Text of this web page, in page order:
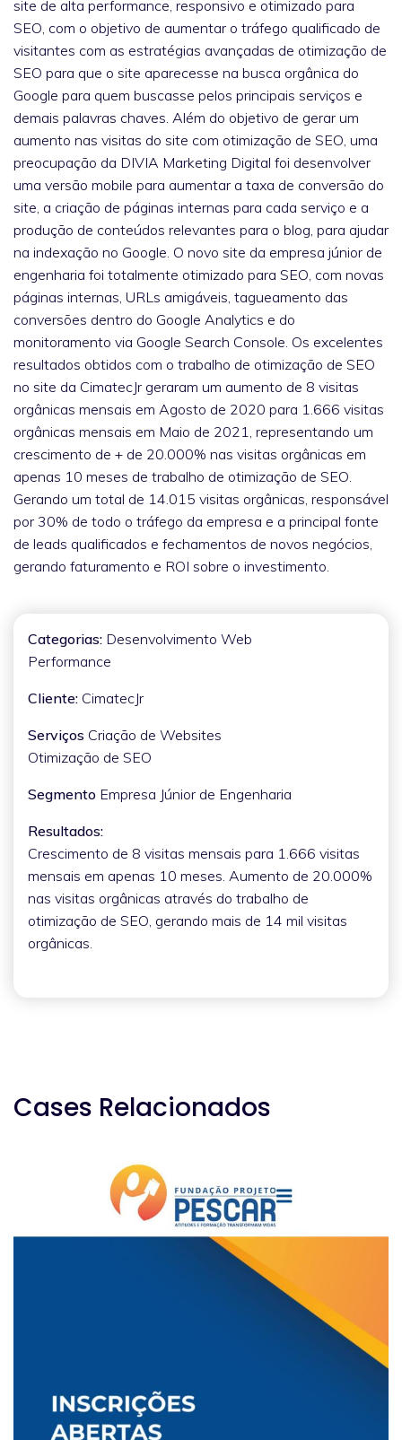
site de alta performance, responsivo e otimizado para
SEO, com o objetivo de aumentar o tráfego qualificado de
visitantes com as estratégias avançadas de otimização de
SEO para que o site aparecesse na busca orgânica do
Google para quem buscasse pelos principais serviços e
demais palavras chaves. Além do objetivo de gerar um
aumento nas visitas do site com otimização de SEO, uma
preocupação da DIVIA Marketing Digital foi desenvolver
uma versão mobile para aumentar a taxa de conversão do
site, a criação de páginas internas para cada serviço e a
produção de conteúdos relevantes para o blog, para ajudar
na indexação no Google. O novo site da empresa júnior de
engenharia foi totalmente otimizado para SEO, com novas
páginas internas, URLs amigáveis, tagueamento das
conversões dentro do Google Analytics e do
monitoramento via Google Search Console. Os excelentes
resultados obtidos com o trabalho de otimização de SEO
no site da CimatecJr geraram um aumento de 8 visitas
orgânicas mensais em Agosto de 2020 para 1.666 visitas
orgânicas mensais em Maio de 2021, representando um
crescimento de + de 20.000% nas visitas orgânicas em
apenas 10 meses de trabalho de otimização de SEO.
Gerando um total de 14.015 visitas orgânicas, responsável
por 30% de todo o tráfego da empresa e a principal fonte
de leads qualificados e fechamentos de novos negócios,
gerando faturamento e ROI sobre o investimento.
Categorias: Desenvolvimento Web
Performance
Cliente: CimatecJr
Serviços Criação de Websites
Otimização de SEO
Segmento Empresa Júnior de Engenharia
Resultados:
Crescimento de 8 visitas mensais para 1.666 visitas
mensais em apenas 10 meses. Aumento de 20.000%
nas visitas orgânicas através do trabalho de
otimização de SEO, gerando mais de 14 mil visitas
orgânicas.
Cases Relacionados